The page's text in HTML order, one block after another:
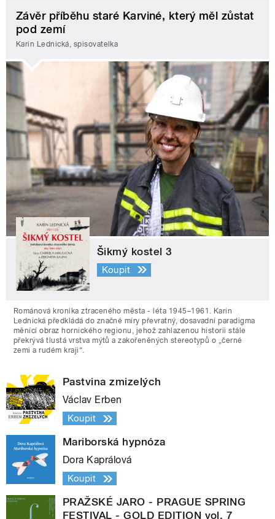
Závěr příběhu staré Karviné, který měl zůstat
pod zemí
Karin Lednická, spisovatelka
Šikmý kostel 3
Koupit
Románová kronika ztraceného města - léta 1945–1961. Karin
Lednická předkládá do značné míry převratný, dosavadní paradigma
měnící obraz hornického regionu, jehož zahlazenou historii stále
překrývá tlustá vrstva mýtů a zakořeněných stereotypů o „černé
zemi a rudém kraji“.
Pastvina zmizelých
Václav Erben
Koupit
Mariborská hypnóza
Dora Kaprálová
Koupit
PRAŽSKÉ JARO - PRAGUE SPRING
FESTIVAL - GOLD EDITION vol. 7